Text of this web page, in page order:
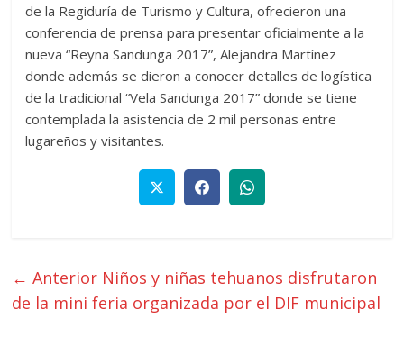
de la Regiduría de Turismo y Cultura, ofrecieron una
conferencia de prensa para presentar oficialmente a la
nueva “Reyna Sandunga 2017”, Alejandra Martínez
donde además se dieron a conocer detalles de logística
de la tradicional “Vela Sandunga 2017” donde se tiene
contemplada la asistencia de 2 mil personas entre
lugareños y visitantes.
← Anterior Niños y niñas tehuanos disfrutaron
de la mini feria organizada por el DIF municipal